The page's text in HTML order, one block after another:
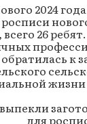
2024
26
обратилась к
для